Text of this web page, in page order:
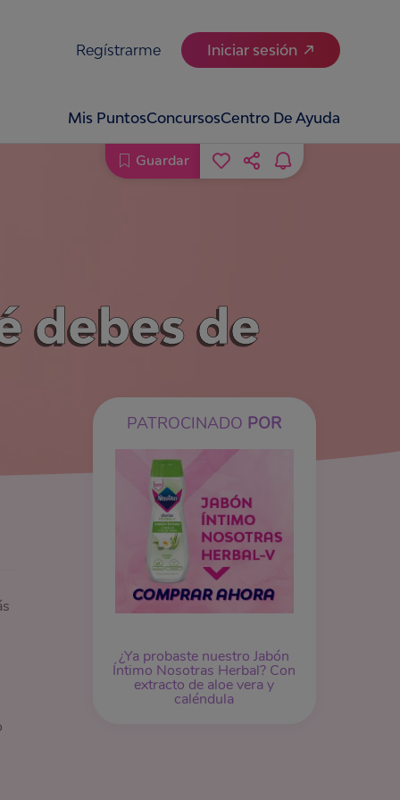
Regístrarme Iniciar sesión
Mis PuntosConcursosCentro De Ayuda
debes de
PATROCINADO POR
¿Ya probaste nuestroJabón
Íntimo Nosotras Herbal? Con
extracto de aloe vera y
caléndula
Guardar